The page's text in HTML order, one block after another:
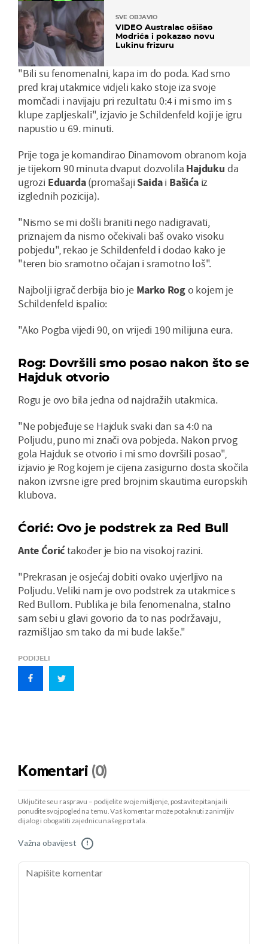
SVE OBJAVIO
VIDEO Australac ošišao
Modrića i pokazao novu
Lukinu frizuru
"Bili su fenomenalni, kapa im do poda. Kad smo
pred kraj utakmice vidjeli kako stoje iza svoje
momčadi i navijaju pri rezultatu 0:4 i mi smo im s
klupe zapljeskali", izjavio je Schildenfeld koji je igru
napustio u 69. minuti.
Prije toga je komandirao Dinamovom obranom koja
je tijekom 90 minuta dvaput dozvolila Hajduku da
ugrozi Eduarda(promašaji Saidai Bašićaiz
izglednih pozicija).
"Nismo se mi došli braniti nego nadigravati,
priznajem da nismo očekivali baš ovako visoku
pobjedu", rekao je Schildenfeld i dodao kako je
"teren bio sramotno očajan i sramotno loš".
Najbolji igrač derbija bio je Marko Rogo kojem je
Schildenfeld ispalio:
"Ako Pogba vijedi 90, on vrijedi 190 milijuna eura.
Rog: Dovršili smo posao nakon što se
Hajduk otvorio
Rogu je ovo bila jedna od najdražih utakmica.
"Ne pobjeđuje se Hajduk svaki dan sa 4:0 na
Poljudu, puno mi znači ova pobjeda. Nakon prvog
gola Hajduk se otvorio i mi smo dovršili posao",
izjavio je Rog kojem je cijena zasigurno dosta skočila
nakon izvrsne igre pred brojnim skautima europskih
klubova.
Ćorić: Ovo je podstrek za Red Bull
Ante Ćorićtakođer je bio na visokoj razini.
"Prekrasan je osjećaj dobiti ovako uvjerljivo na
Poljudu. Veliki nam je ovo podstrek za utakmice s
Red Bullom. Publika je bila fenomenalna, stalno
sam sebi u glavi govorio da to nas podržavaju,
razmišljao sm tako da mi bude lakše."
PODIJELI
Komentari (0)
Uključite se u raspravu – podijelite svoje mišljenje, postavite pitanja ili
ponudite svoj pogled na temu. Vaš komentar može potaknuti zanimljiv
dijalog i obogatiti zajednicu našeg portala.
Važna obavijest !